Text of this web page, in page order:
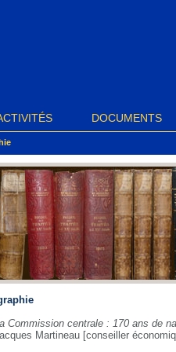
DOCUMENTS
Commission centrale : 170 ans de
Martineau [conseiller